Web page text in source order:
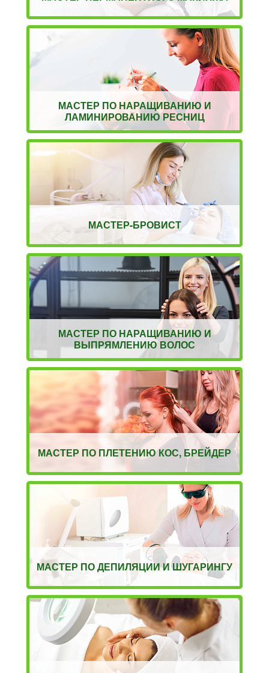
МАСТЕР ПО НАРАЩИВАНИЮ И
ЛАМИНИРОВАНИЮ РЕСНИЦ
МАСТЕР-БРОВИСТ
МАСТЕР ПО НАРАЩИВАНИЮ И
ВЫПРЯМЛЕНИЮ ВОЛОС
МАСТЕР ПО ПЛЕТЕНИЮ КОС, БРЕЙДЕР
МАСТЕР ПО ДЕПИЛЯЦИИ И ШУГАРИНГУ